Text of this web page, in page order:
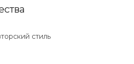
стиль